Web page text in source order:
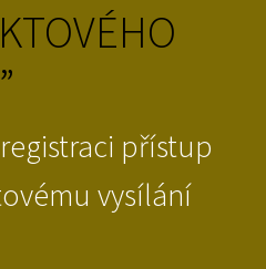
přístup
vysílání